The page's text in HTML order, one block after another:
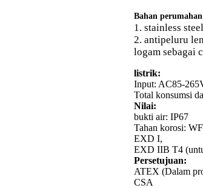
Bahan
1. stainless
2. antipeluru
logam sebagai
listrik:
Input: AC85-
Total konsumsi
Nilai:
bukti air: IP67
Tahan korosi:
EXD I,
EXD IIB T4
Persetujuan:
ATEX (Dalam
CSA